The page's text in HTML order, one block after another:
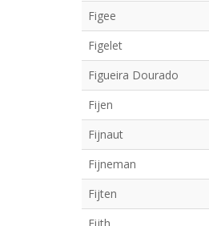
Figee
Figelet
Figueira Dourado
Fijen
Fijnaut
Fijneman
Fijten